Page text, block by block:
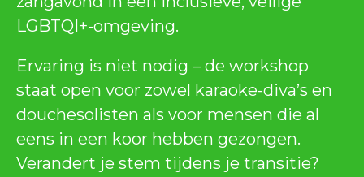
LGBTQI+-omgeving.
Ervaring is niet nodig – de workshop
staat open voor zowel karaoke-diva’s en
douchesolisten als voor mensen die al
eens in een koor hebben gezongen.
Verandert je stem tijdens je transitie?